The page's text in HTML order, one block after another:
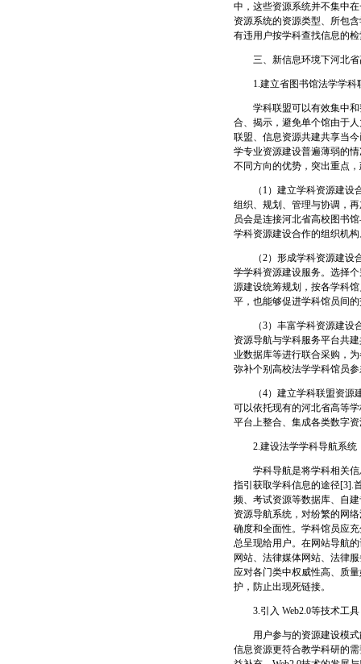
中，这些资源系统并不集中
资源系统的资源类型、所包
有违用户按学科查找信息的
三、新信息环境下河北省
1.建立省图书馆法学学科
学科联盟可以有效集中和
合、揭示，避免单个馆由于
联盟、信息资源共建共享当
学专业资源建设普遍薄弱的
不同方向的优势，突出重点
（1）建立学科资源建设合
组织、规划、管理与协调，
员会是连接河北省高校图书
学科资源建设合作的组织机
（2）形成学科资源建设合
学学科资源建设服务。选择
源建设统筹规划，按各学科
平，也能够促进学科馆员间
（3）丰富学科资源建设合
资源导航与学科服务平台共
业数据库等进行联合采购，
弥补个别高校法学学科馆员
（4）建立学科联盟资源建
可以依托现有的河北省高等
平台上整合、集成各类数字
2.建设法学学科导航系统
学科导航是将学科相关信
指引获取学科信息的途径[3].
频、考试资源等数据库、自
资源导航系统，对纷繁的网
确度和全面性。学科馆员应
总呈现给用户。在网站导航
网站、法律媒体网站、法律
应对各门类中权威性高、质
护，防止出现死链接。
3.引入 Web2.0等技术工具
用户参与的资源建设模式
信息资源更符合教学科研的